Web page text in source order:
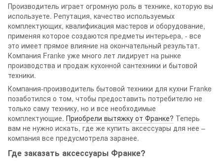
Производитель играет огромную роль в технике, которую вы
используете. Репутация, качество используемых
комплектующих, квалификация мастеров и оборудование,
применяя которое создаются предметы интерьера, - все
это имеет прямое влияние на окончательный результат.
Компания Franke уже много лет лидирует на рынке
производства и продаж кухонной сантехники и бытовой
техники.
Компания-производитель бытовой техники для кухни Franke
позаботился о том, чтобы предоставить потребителю не
только саму технику, но и все необходимые
комплектующие. Приобрели вытяжку от Франке? Теперь
вам не нужно искать, где же купить аксессуары для нее –
компания все предусмотрела заранее.
Где заказать аксессуары Франке?